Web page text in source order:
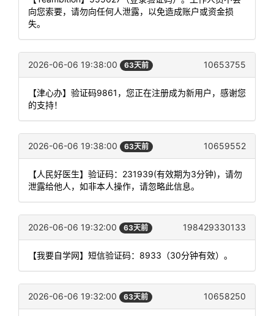
向您索要，请勿向任何人泄露，以免造成账户或资金损
失。
2026-06-06 19:38:00 63天前 10653755
【津心办】验证码9861，您正在注册成为新用户，感谢您
的支持！
2026-06-06 19:38:00 63天前 10659552
【人民好医生】验证码：231939(有效期为3分钟)，请勿
泄露给他人，如非本人操作，请忽略此信息。
2026-06-06 19:32:00 63天前 198429330133
【我要自学网】短信验证码：8933（30分钟有效）。
2026-06-06 19:32:00 63天前 10658250